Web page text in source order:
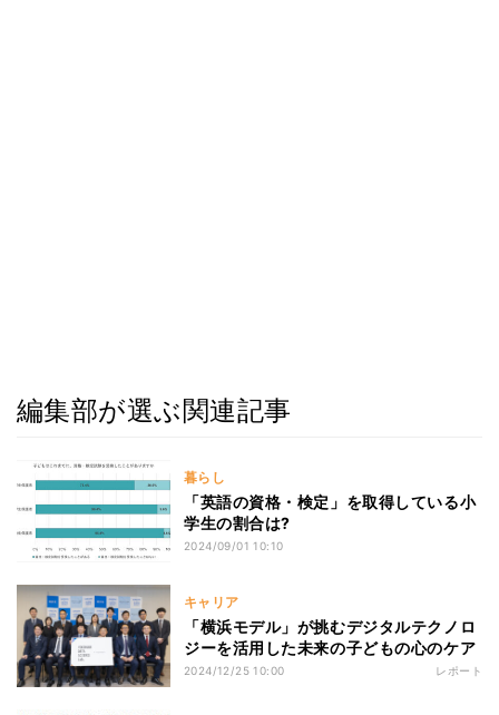
編集部が選ぶ関連記事
暮らし
「英語の資格・検定」を取得している小
学生の割合は?
2024/09/01 10:10
キャリア
「横浜モデル」が挑むデジタルテクノロ
ジーを活用した未来の子どもの心のケア
2024/12/25 10:00 レポート